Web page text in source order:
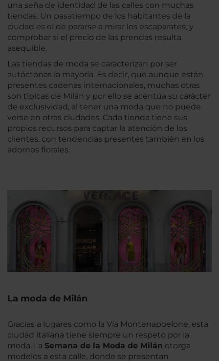
una seña de identidad de las calles con muchas
tiendas. Un pasatiempo de los habitantes de la
ciudad es el de pararse a mirar los escaparates, y
comprobar si el precio de las prendas resulta
asequible.
Las tiendas de moda se caracterizan por ser
autóctonas la mayoría. Es decir, que aunque están
presentes cadenas internacionales, muchas otras
son típicas de Milán y por ello se acentúa su carácter
de exclusividad, al tener una moda que no puede
verse en otras ciudades. Cada tienda tiene sus
propios recursos para captar la atención de los
clientes, con tendencias presentes también en los
adornos florales.
La moda de Milán
Gracias a lugares como la Vía Montenapoelone, esta
ciudad italiana tiene siempre un respeto por la
moda. La Semana de la Moda de Milán otorga
modelos a esta calle, donde se presentan